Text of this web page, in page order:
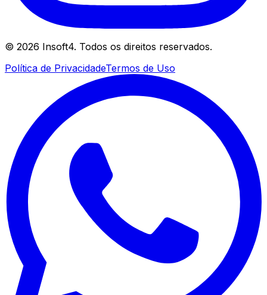
© 2026 Insoft4. Todos os direitos reservados.
Política de PrivacidadeTermos de Uso